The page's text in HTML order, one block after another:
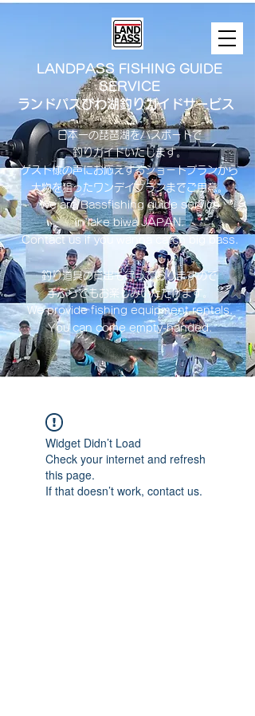
LANDPASS FISHING GUIDE
SERVICE
ランドパスびわ湖釣りガイドサービス
日本一の琵琶湖をバスボートで
釣りガイドいたします。
​ゲスト様の声にお応えするショートプランから
大物を狙ったワンデイプランまでご用意。
​We are Bassfishing guide service
in lake biwa ​JAPAN.
Contact us if you wanna catch big bass.
釣り道具の貸出も行っておりますので
手ぶらでもお楽しみいただけます。
We provide fishing equipment rentals.
You can come empty-handed.
Widget Didn’t Load
Check your internet and refresh
this page.
If that doesn’t work, contact us.